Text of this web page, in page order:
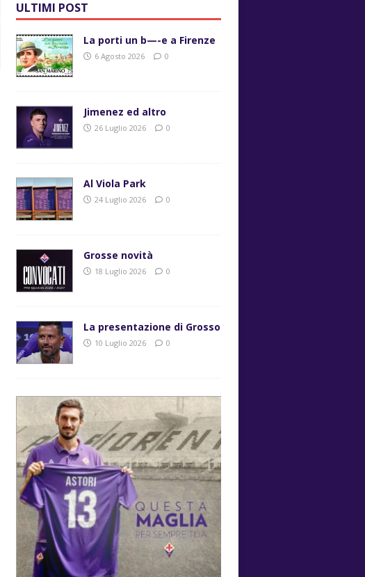
ULTIMI POST
La porti un b—-e a Firenze
6 Agosto 2026 0
Jimenez ed altro
26 Luglio 2026 0
Al Viola Park
24 Luglio 2026 0
Grosse novità
18 Luglio 2026 0
La presentazione di Grosso
10 Luglio 2026 0